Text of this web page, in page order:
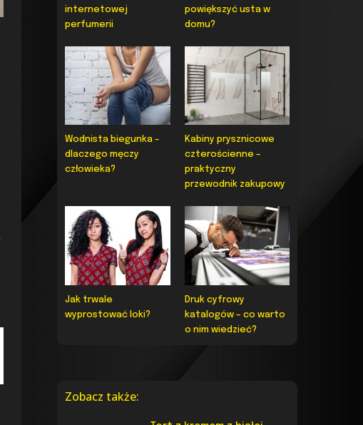
internetowej
perfumerii
powiększyć usta w
domu?
Wodnista biegunka –
dlaczego męczy
człowieka?
Kabiny prysznicowe
czterościenne –
praktyczny
przewodnik zakupowy
Jak trwale
wyprostować loki?
Druk cyfrowy
katalogów – co warto
o nim wiedzieć?
Zobacz także: